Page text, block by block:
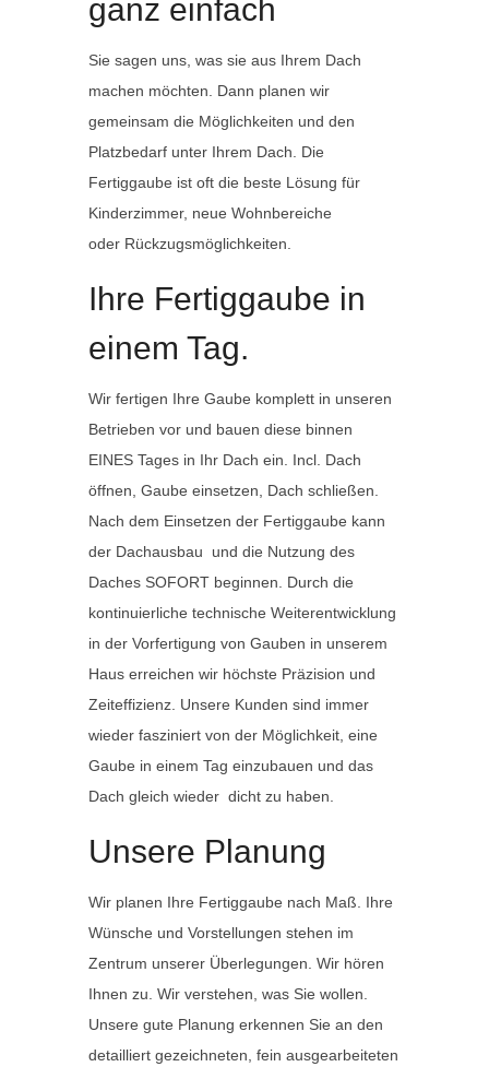
ganz einfach
Sie sagen uns, was sie aus Ihrem Dach
machen möchten. Dann planen wir
gemeinsam die Möglichkeiten und den
Platzbedarf unter Ihrem Dach. Die
Fertiggaube ist oft die beste Lösung für
Kinderzimmer, neue Wohnbereiche
oder Rückzugsmöglichkeiten.
Ihre Fertiggaube in
einem Tag.
Wir fertigen Ihre Gaube komplett in unseren
Betrieben vor und bauen diese binnen
EINES Tages in Ihr Dach ein. Incl. Dach
öffnen, Gaube einsetzen, Dach schließen.
Nach dem Einsetzen der Fertiggaube kann
der Dachausbau und die Nutzung des
Daches SOFORT beginnen. Durch die
kontinuierliche technische Weiterentwicklung
in der Vorfertigung von Gauben in unserem
Haus erreichen wir höchste Präzision und
Zeiteffizienz. Unsere Kunden sind immer
wieder fasziniert von der Möglichkeit, eine
Gaube in einem Tag einzubauen und das
Dach gleich wieder dicht zu haben.
Unsere Planung
Wir planen Ihre Fertiggaube nach Maß. Ihre
Wünsche und Vorstellungen stehen im
Zentrum unserer Überlegungen. Wir hören
Ihnen zu. Wir verstehen, was Sie wollen.
Unsere gute Planung erkennen Sie an den
detailliert gezeichneten, fein ausgearbeiteten